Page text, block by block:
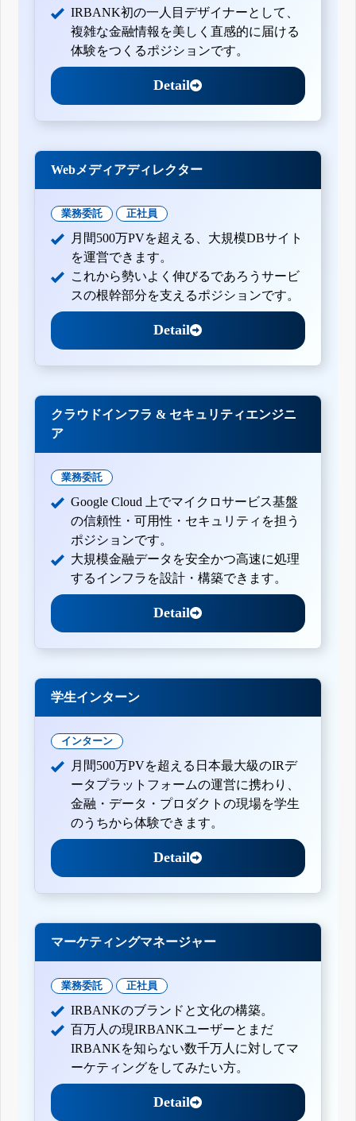
IRBANK初の一人目デザイナーとして、
複雑な金融情報を美しく直感的に届ける
体験をつくるポジションです。
Detail
Webメディアディレクター
業務委託 正社員
月間500万PVを超える、大規模DBサイト
を運営できます。
これから勢いよく伸びるであろうサービ
スの根幹部分を支えるポジションです。
Detail
クラウドインフラ & セキュリティエンジニ
ア
業務委託
Google Cloud 上でマイクロサービス基盤
の信頼性・可用性・セキュリティを担う
ポジションです。
大規模金融データを安全かつ高速に処理
するインフラを設計・構築できます。
Detail
学生インターン
インターン
月間500万PVを超える日本最大級のIRデ
ータプラットフォームの運営に携わり、
金融・データ・プロダクトの現場を学生
のうちから体験できます。
Detail
マーケティングマネージャー
業務委託 正社員
IRBANKのブランドと文化の構築。
百万人の現IRBANKユーザーとまだ
IRBANKを知らない数千万人に対してマ
ーケティングをしてみたい方。
Detail